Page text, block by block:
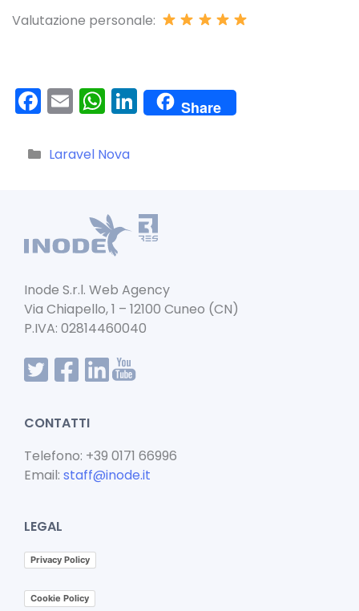
Valutazione personale:
F
a
c
o
k
E
m
ai
W
h
a
p
p
Li
n
n
Share
Categorie
Laravel Nova
Inode S.r.l. Web Agency
Via Chiapello, 1 – 12100 Cuneo (CN)
P.IVA: 02814460040
CONTATTI
Telefono: +39 0171 66996
Email: staff@inode.it
LEGAL
Privacy Policy
Cookie Policy